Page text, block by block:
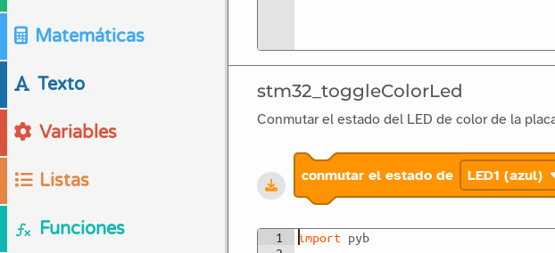
Matemáticas
Texto
Variables
Listas
Funciones
stm32_toggleColorLed
Conmutar el estado del LED de color de la
conmutar el estado de LED1 (azul)
1
import pyb